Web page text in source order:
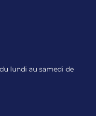
lundi au samedi de